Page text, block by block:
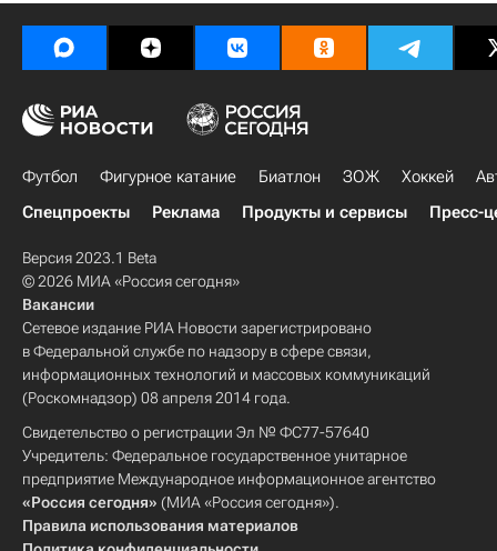
Футбол Фигурное катание Биатлон ЗОЖ Хоккей
Спецпроекты
Реклама Продукты и сервисы Пресс-
Версия 2023.1 Beta
© 2026 МИА «Россия сегодня»
Вакансии
Сетевое издание РИА Новости зарегистрировано
в Федеральной службе по надзору в сфере связи,
информационных технологий и массовых коммуникаций
(Роскомнадзор) 08 апреля 2014 года.
Свидетельство о регистрации Эл № ФС77-57640
Учредитель: Федеральное государственное унитарное
предприятие Международное информационное агентство
«Россия сегодня» (МИА «Россия сегодня»).
Правила использования материалов